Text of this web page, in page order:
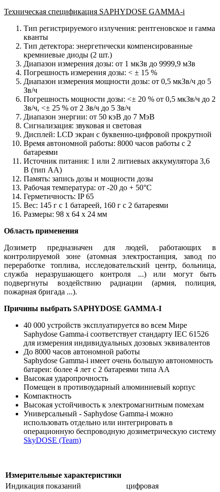
Техническая спецификация SAPHYDOSE GAMMA-i
Тип регистрируемого излучения: рентгеновское и гамма
кванты
Тип детектора: энергетически компенсированные
кремниевые диоды (2 шт.)
Диапазон измерения дозы: от 1 мкЗв до 9999,9 мЗв
Погрешность измерения дозы: < ± 15 %
Диапазон измерения мощности дозы: от 0,5 мкЗв/ч до 5
Зв/ч
Погрешность мощности дозы: <± 20 % от 0,5 мкЗв/ч до 2
Зв/ч, <± 25 % от 2 Зв/ч до 5 Зв/ч
Диапазон энергии: от 50 кэВ до 7 МэВ
Сигнализация: звуковая и световая
Дисплей: LCD экран с буквенно-цифровой прокрутной
Время автономной работы: 8000 часов работы с 2
батареями
Источник питания: 1 или 2 литиевых аккумулятора 3,6
В (тип АА)
Память: запись дозы и мощности дозы
Рабочая температура: от -20 до + 50°C
Герметичность: IP 65
Вес: 145 г с 1 батареей, 160 г с 2 батареями
Размеры: 98 x 64 x 24 мм
Область применения
Дозиметр предназначен для людей, работающих в
контролируемой зоне (атомная электростанция, завод по
переработке топлива, исследовательский центр, больница,
служба неразрушающего контроля ...) или могут быть
подвергнуты воздействию радиации (армия, полиция,
пожарная бригада ...).
Причины выбрать SAPHYDOSE GAMMA-I
40 000 устройств эксплуатируется во всем Мире
Saphydose Gamma-i соответствует стандарту IEC 61526
для измерения индивидуальных дозовых эквивалентов
До 8000 часов автономной работы
Saphydose Gamma-i имеет очень большую автономность
батареи: более 4 лет с 2 батареями типа АА
Высокая ударопрочность
Помещен в противоударный алюминиевый корпус
Компактность
Высокая устойчивость к электромагнитным помехам
Универсальный - Saphydose Gamma-i можно
использовать отдельно или интегрировать в
операционную беспроводную дозиметрическую систему
SkyDOSE (Team)
Измерительные характеристики
Индикация показаний
цифровая